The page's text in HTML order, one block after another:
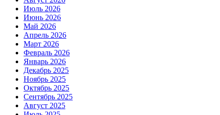
Июль 2026
Июнь 2026
Май 2026
Апрель 2026
Март 2026
Февраль 2026
Январь 2026
Декабрь 2025
Ноябрь 2025
Октябрь 2025
Сентябрь 2025
Август 2025